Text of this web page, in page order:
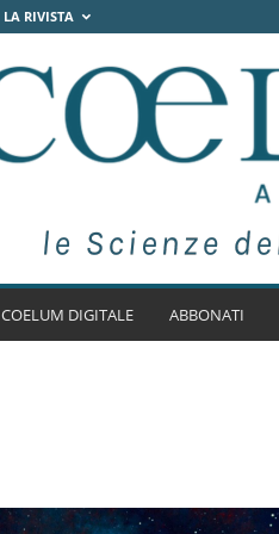
LA RIVISTA
COELUM DIGITALE ABBONATI